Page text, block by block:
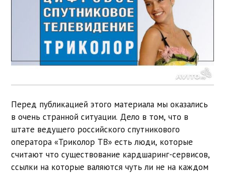
Перед публикацией этого материала мы оказались
в очень странной ситуации. Дело в том, что в
штате ведущего российского спутникового
оператора «Триколор ТВ» есть люди, которые
считают что существование кардшаринг-сервисов,
ссылки на которые валяются чуть ли не на каждом